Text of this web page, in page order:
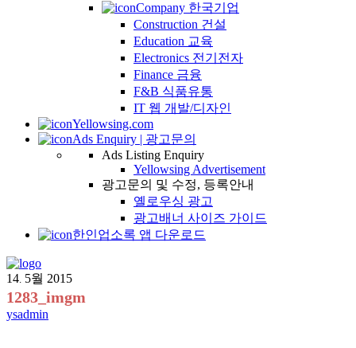
Company 한국기업
Construction 건설
Education 교육
Electronics 전기전자
Finance 금융
F&B 식품유통
IT 웹 개발/디자인
Yellowsing.com
Ads Enquiry | 광고문의
Ads Listing Enquiry
Yellowsing Advertisement
광고문의 및 수정, 등록안내
옐로우싱 광고
광고배너 사이즈 가이드
한인업소록 앱 다운로드
14. 5월 2015
1283_imgm
ysadmin